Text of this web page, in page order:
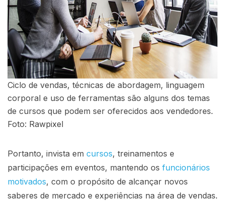
Ciclo de vendas, técnicas de abordagem, linguagem
corporal e uso de ferramentas são alguns dos temas
de cursos que podem ser oferecidos aos vendedores.
Foto: Rawpixel
Portanto, invista em cursos, treinamentos e
participações em eventos, mantendo os funcionários
motivados, com o propósito de alcançar novos
saberes de mercado e experiências na área de vendas.